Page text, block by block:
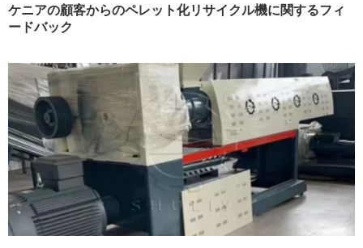
ケニアの顧客からのペレット化リサイクル機に関するフィ
ードバック